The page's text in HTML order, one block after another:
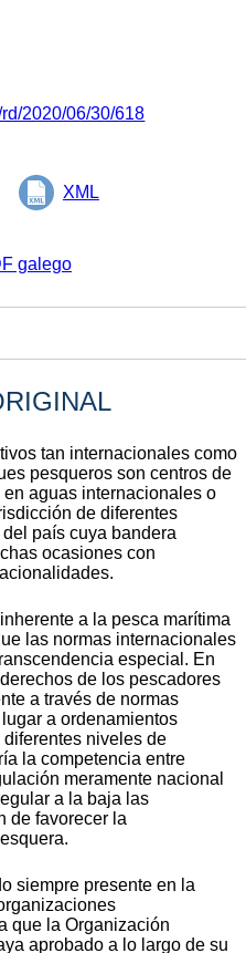
2020/06/30/618
XML
galego
tan internacionales como
pesqueros son centros de
aguas internacionales o
de diferentes
país cuya bandera
ocasiones con
a la pesca marítima
las normas internacionales
especial. En
de los pescadores
a través de normas
a ordenamientos
niveles de
la competencia entre
meramente nacional
a la baja las
de favorecer la
siempre presente en la
que la Organización
aprobado a lo largo de su